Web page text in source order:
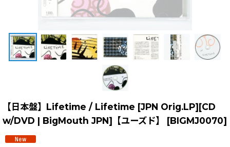
【日本盤】Lifetime / Lifetime [JPN Orig.LP][CD
w/DVD | BigMouth JPN]【ユーズド】
[BIGMJ0070]